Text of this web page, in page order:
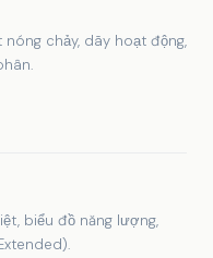
chảy, dãy hoạt động,
biểu đồ năng lượng,